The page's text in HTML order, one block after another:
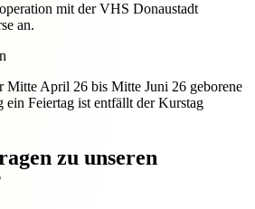
mit der VHS Donaustadt
an.
Mitte April 26 bis Mitte Juni 26 geborene
ein Feiertag ist entfällt der Kurstag
zu unseren